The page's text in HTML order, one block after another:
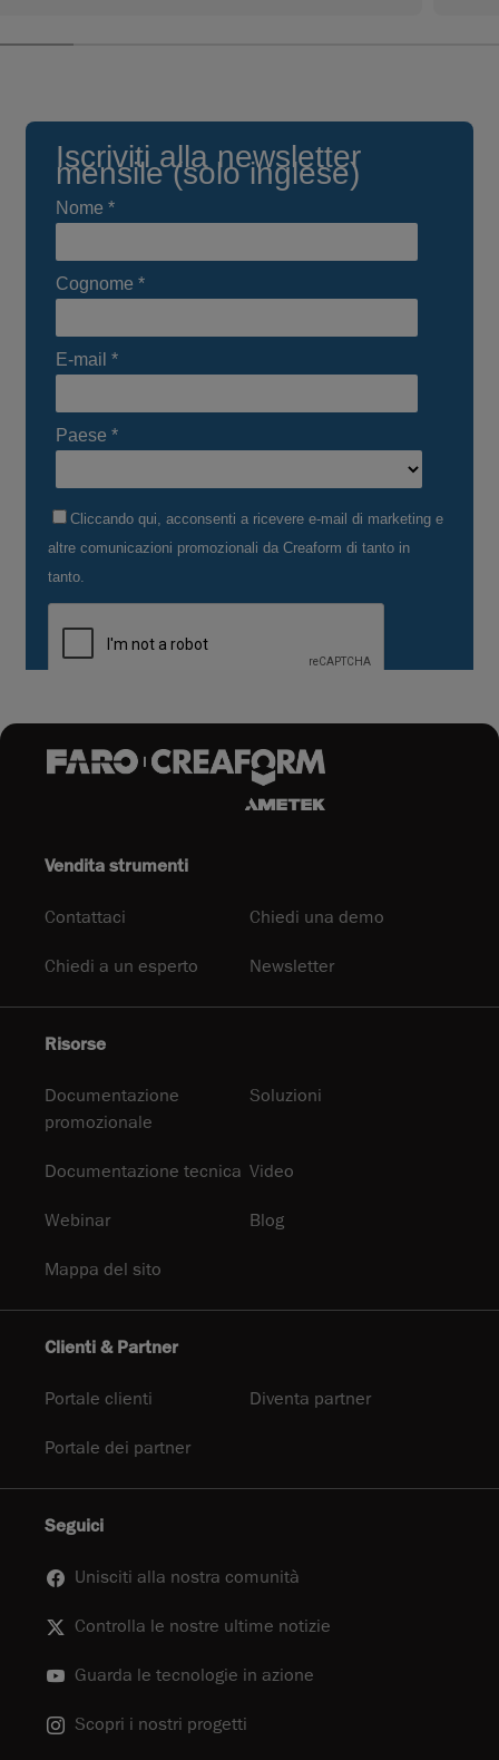
Vendita strumenti
Contattaci Chiedi una demo
Chiedi a un esperto Newsletter
Risorse
Documentazione
promozionale
Soluzioni
Documentazione tecnica Video
Webinar Blog
Mappa del sito
Clienti & Partner
Portale clienti Diventa partner
Portale dei partner
Seguici
Unisciti alla nostra comunità
Controlla le nostre ultime notizie
Guarda le tecnologie in azione
Scopri i nostri progetti